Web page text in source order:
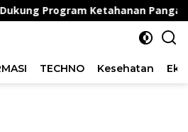
Program Ketahanan Pangan
TECHNO Kesehatan